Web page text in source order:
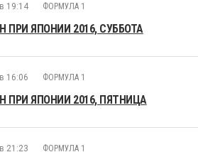
19:14 ФОРМУЛА 1
ПРИ ЯПОНИИ 2016, СУББОТА
16:06 ФОРМУЛА 1
ПРИ ЯПОНИИ 2016, ПЯТНИЦА
21:23 ФОРМУЛА 1